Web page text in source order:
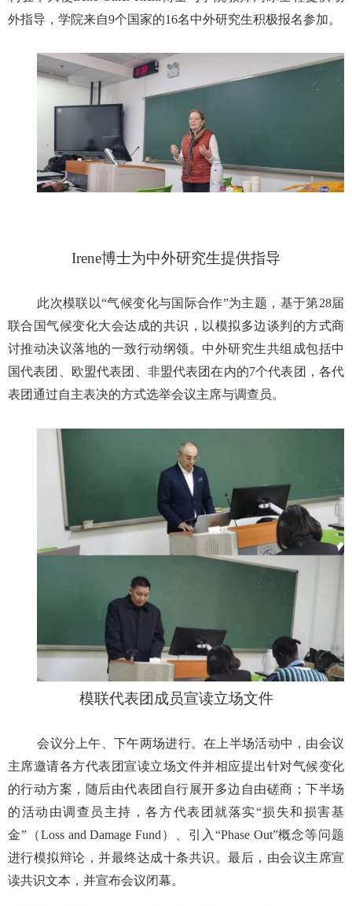
外指导，学院来自9个国家的16名中外研究生积极报名参加。
Irene博士为中外研究生提供指导
此次模联以“气候变化与国际合作”为主题，基于第28届
联合国气候变化大会达成的共识，以模拟多边谈判的方式商
讨推动决议落地的一致行动纲领。中外研究生共组成包括中
国代表团、欧盟代表团、非盟代表团在内的7个代表团，各代
表团通过自主表决的方式选举会议主席与调查员。
模联代表团成员宣读立场文件
会议分上午、下午两场进行。在上半场活动中，由会议
主席邀请各方代表团宣读立场文件并相应提出针对气候变化
的行动方案，随后由代表团自行展开多边自由磋商；下半场
的活动由调查员主持，各方代表团就落实“损失和损害基
金”（Loss and Damage Fund）、引入“Phase Out”概念等问题
进行模拟辩论，并最终达成十条共识。最后，由会议主席宣
读共识文本，并宣布会议闭幕。